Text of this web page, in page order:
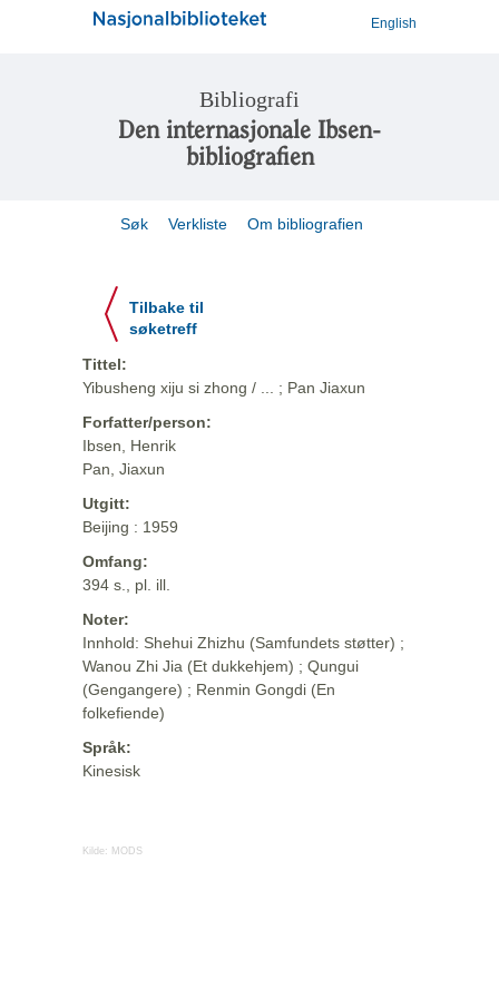
English
Bibliografi
Den internasjonale Ibsen-
bibliografien
Søk Verkliste Om bibliografien
Tilbake til
søketreff
Tittel:
Yibusheng xiju si zhong / ... ; Pan Jiaxun
Forfatter/person:
Ibsen, Henrik
Pan, Jiaxun
Utgitt:
Beijing : 1959
Omfang:
394 s., pl. ill.
Noter:
Innhold: Shehui Zhizhu (Samfundets støtter) ;
Wanou Zhi Jia (Et dukkehjem) ; Qungui
(Gengangere) ; Renmin Gongdi (En
folkefiende)
Språk:
Kinesisk
Kilde: MODS